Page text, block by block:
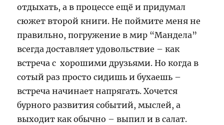
отдыхать, а в процессе ещё и придумал
сюжет второй книги. Не поймите меня не
правильно, погружение в мир “Мандела”
всегда доставляет удовольствие – как
встреча с хорошими друзьями. Но когда в
сотый раз просто сидишь и бухаешь –
встреча начинает напрягать. Хочется
бурного развития событий, мыслей, а
выходит как обычно – выпил и в салат.